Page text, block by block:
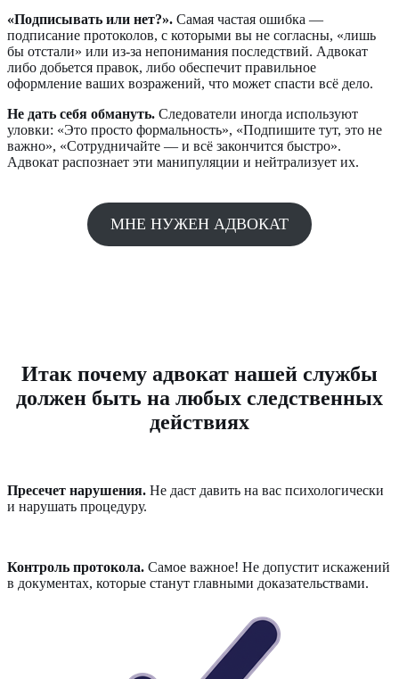
«Подписывать или нет?». Самая частая ошибка —
подписание протоколов, с которыми вы не согласны, «лишь
бы отстали» или из-за непонимания последствий. Адвокат
либо добьется правок, либо обеспечит правильное
оформление ваших возражений, что может спасти всё дело.
Не дать себя обмануть. Следователи иногда используют
уловки: «Это просто формальность», «Подпишите тут, это не
важно», «Сотрудничайте — и всё закончится быстро».
Адвокат распознает эти манипуляции и нейтрализует их.
МНЕ НУЖЕН АДВОКАТ
Итак почему адвокат нашей службы
должен быть на любых следственных
действиях
Пресечет нарушения. Не даст давить на вас психологически
и нарушать процедуру.
Контроль протокола. Самое важное! Не допустит искажений
в документах, которые станут главными доказательствами.